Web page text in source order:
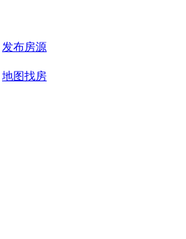
发布房源
地图找房